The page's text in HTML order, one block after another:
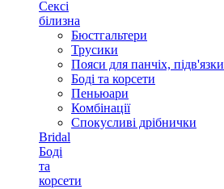
Сексі
білизна
Бюстгальтери
Трусики
Пояси для панчіх, підв'язки
Боді та корсети
Пеньюари
Комбінації
Спокусливі дрібнички
Bridal
Боді
та
корсети